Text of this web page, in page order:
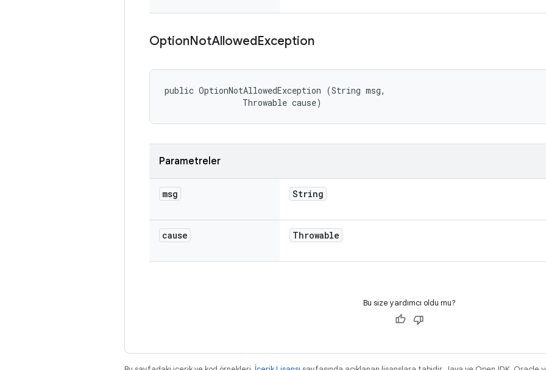
OptionNotAllowedException
public OptionNotAllowedException (String msg,
                Throwable cause)
Parametreler
msg String
cause Throwable
Bu size yardımcı oldu mu?